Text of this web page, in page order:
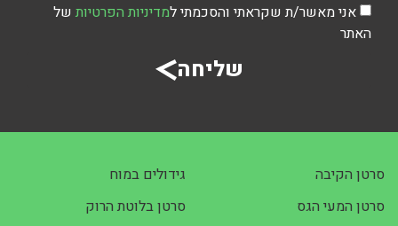
אני מאשר/ת שקראתי והסכמתי למדיניות הפרטיות של
האתר
שליחה
סרטן הקיבה
סרטן המעי הגס
גידולים במוח
סרטן בלוטת הרוק